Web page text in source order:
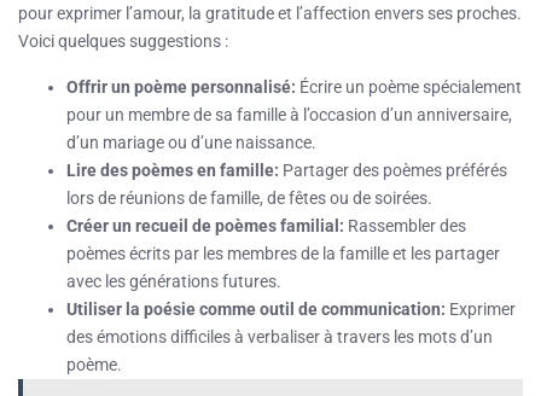
pour exprimer l’amour, la gratitude et l’affection envers ses proches.
Voici quelques suggestions :
Offrir un poème personnalisé: Écrire un poème spécialement
pour un membre de sa famille à l’occasion d’un anniversaire,
d’un mariage ou d’une naissance.
Lire des poèmes en famille: Partager des poèmes préférés
lors de réunions de famille, de fêtes ou de soirées.
Créer un recueil de poèmes familial: Rassembler des
poèmes écrits par les membres de la famille et les partager
avec les générations futures.
Utiliser la poésie comme outil de communication: Exprimer
des émotions difficiles à verbaliser à travers les mots d’un
poème.